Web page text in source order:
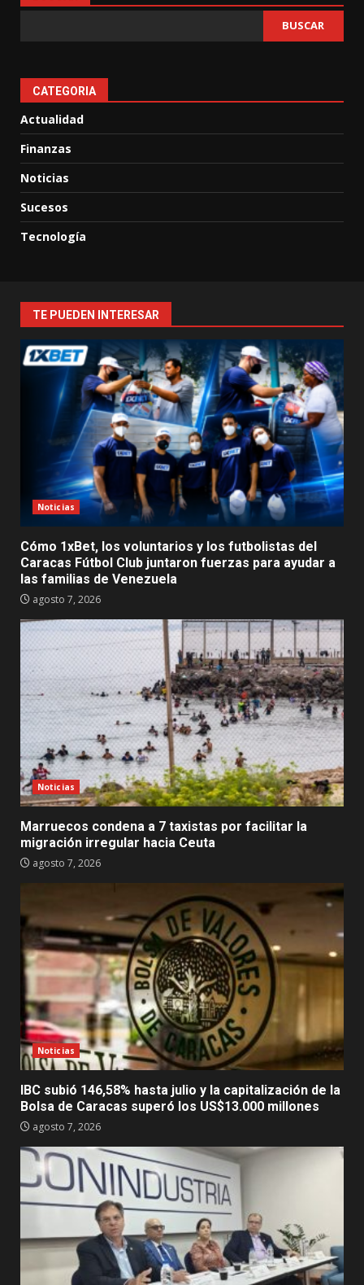
BUSCAR
CATEGORIA
Actualidad
Finanzas
Noticias
Sucesos
Tecnología
TE PUEDEN INTERESAR
Noticias
Cómo 1xBet, los voluntarios y los futbolistas del
Caracas Fútbol Club juntaron fuerzas para ayudar a
las familias de Venezuela
agosto 7, 2026
Noticias
Marruecos condena a 7 taxistas por facilitar la
migración irregular hacia Ceuta
agosto 7, 2026
Noticias
IBC subió 146,58% hasta julio y la capitalización de la
Bolsa de Caracas superó los US$13.000 millones
agosto 7, 2026